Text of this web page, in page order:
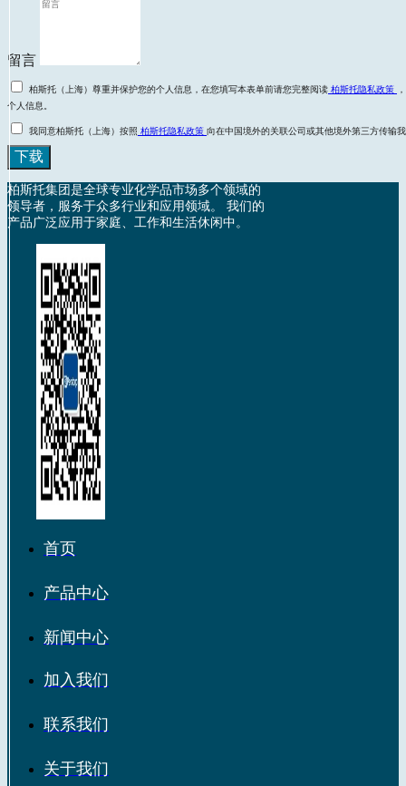
留言
柏斯托（上海）尊重并保护您的个人信息，在您填写本表单前请您完整阅读 柏斯托隐私政策
个人信息。
我同意柏斯托（上海）按照 柏斯托隐私政策 向在中国境外的关联公司或其他境外第三方传输
下载
柏斯托集团是全球专业化学品市场多个领域的
领导者，服务于众多行业和应用领域。 我们的
产品广泛应用于家庭、工作和生活休闲中。
首页
产品中心
新闻中心
加入我们
联系我们
关于我们